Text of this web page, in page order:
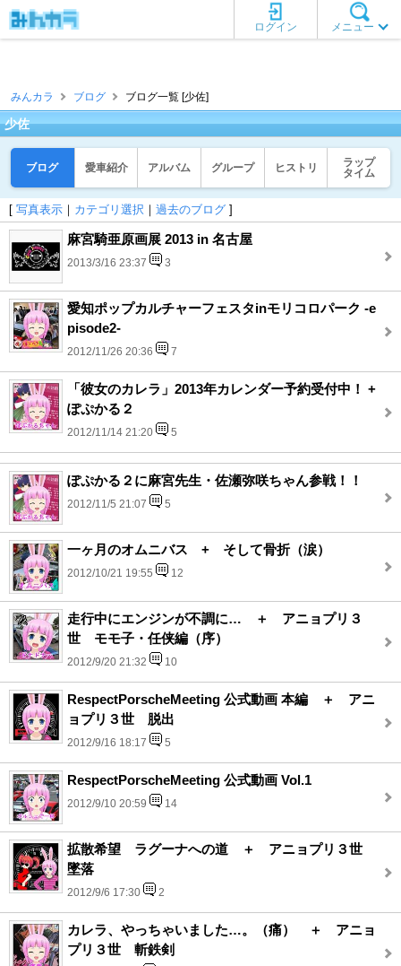
メニュー
ログイン
みんカラ ブログ ブログ一覧 [少佐]
少佐
ブログ 愛車紹介 アルバム グループ ヒストリ
ラップ
タイム
[ 写真表示 ｜ カテゴリ選択 ｜ 過去のブログ ]
麻宮騎亜原画展 2013 in 名古屋
2013/3/16 23:37 3
愛知ポップカルチャーフェスタinモリコロパーク -e
pisode2-
2012/11/26 20:36 7
「彼女のカレラ」2013年カレンダー予約受付中！ +
ぽぷかる２
2012/11/14 21:20 5
ぽぷかる２に麻宮先生・佐瀬弥咲ちゃん参戦！！
2012/11/5 21:07 5
一ヶ月のオムニバス + そして骨折（涙）
2012/10/21 19:55 12
走行中にエンジンが不調に… ＋ アニョプリ３
世 モモ子・任侠編（序）
2012/9/20 21:32 10
RespectPorscheMeeting 公式動画 本編 ＋ アニ
ョプリ３世 脱出
2012/9/16 18:17 5
RespectPorscheMeeting 公式動画 Vol.1
2012/9/10 20:59 14
拡散希望 ラグーナへの道 ＋ アニョプリ３世
墜落
2012/9/6 17:30 2
カレラ、やっちゃいました…。（痛） ＋ アニョ
プリ３世 斬鉄剣